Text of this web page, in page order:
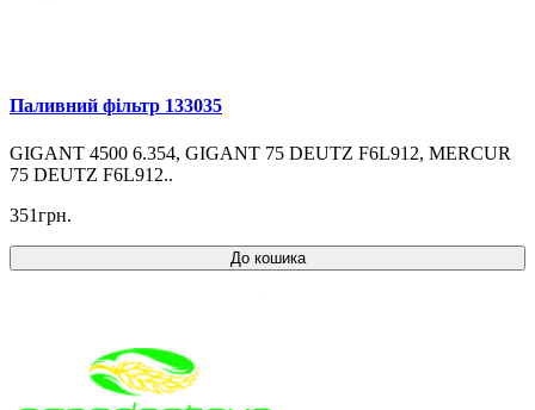
Паливний фільтр 133035
GIGANT 4500 6.354, GIGANT 75 DEUTZ F6L912, MERCUR
75 DEUTZ F6L912..
351грн.
До кошика